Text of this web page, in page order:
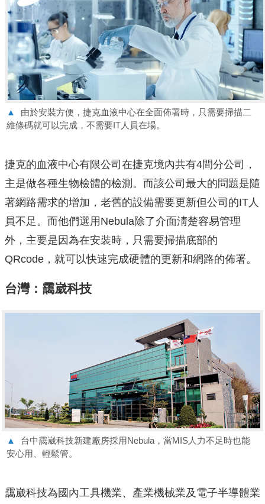
▲
由於安裝方便，捷克血液中心在全面佈署時，只需要掃描二
維條碼就可以完成，不需要IT人員在場。
捷克的血液中心有限公司在捷克境內共有4間分公司，
主是做各種生物檢體的檢測。而該公司最大的問題是隨
著網路需求的增加，老舊的設備需要更新但公司的IT人
員不足。而他們選用Nebula除了介面淸楚容易管理
外，主要是因為在安裝時，只需要掃描底部的
QRcode，就可以快速完成硬體的更新和網路的佈署。
台灣：靄崴科技
▲
台中靄崴科技新建廠房採用Nebula，當MIS人力不足時也能
安心用、輕鬆管。
靄崴科技為國內工具機業、產業機械業及電子半導體業